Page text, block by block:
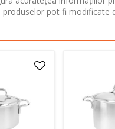
pot fi modificate